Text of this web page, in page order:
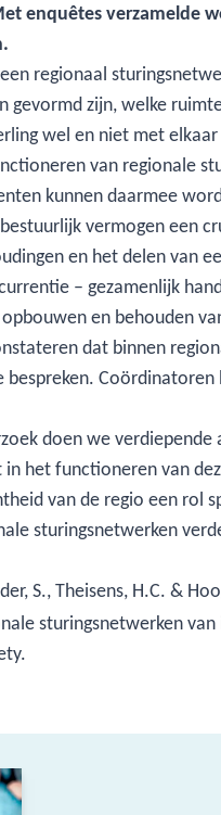
enquêtes verzamelde
regionaal
gevormd zijn, welke
wel en niet met
van regionale
kunnen daarmee
vermogen een
en het delen van
– gezamenlijk
en behouden
dat binnen
doen we
het functioneren van
van de regio een rol
sturingsnetwerken
S., Theisens, H.C. &
sturingsnetwerken